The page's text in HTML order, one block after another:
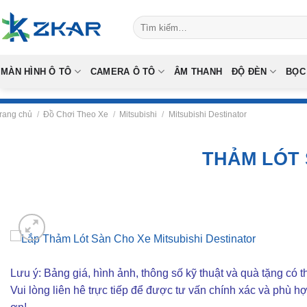
to
content
Tìm
kiếm:
MÀN HÌNH Ô TÔ CAMERA Ô TÔ ÂM THANH ĐỘ ĐÈN
chủ / Đồ Chơi Theo Xe / Mitsubishi / Mitsubishi Destinator
THẢM LÓT
Lưu ý: Bảng giá, hình ảnh, thông số kỹ thuật và quà tặng có
Vui lòng liên hê trực tiếp để được tư vấn chính xác và phù